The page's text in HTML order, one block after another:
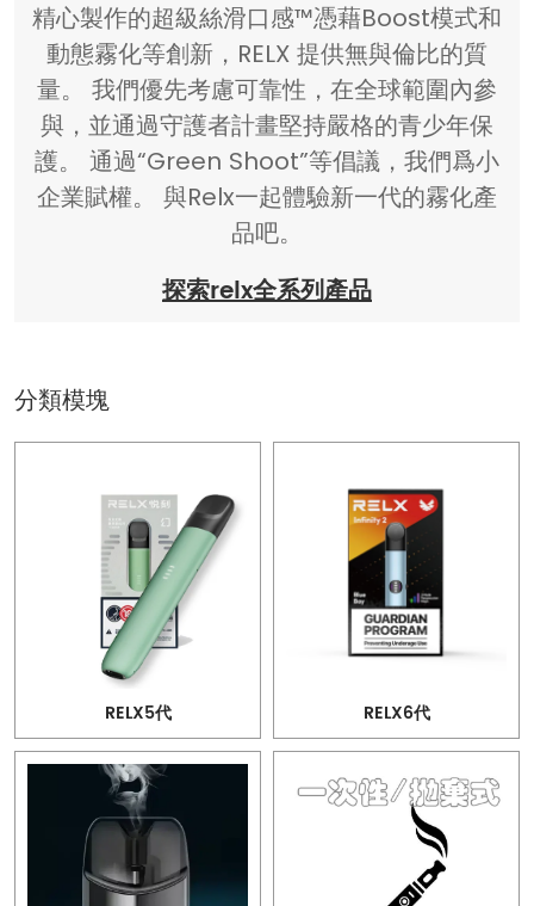
精心製作的超級絲滑口感™憑藉Boost模式和
動態霧化等創新，RELX 提供無與倫比的質
量。 我們優先考慮可靠性，在全球範圍內參
與，並通過守護者計畫堅持嚴格的青少年保
護。 通過“Green Shoot”等倡議，我們爲小
企業賦權。 與Relx一起體驗新一代的霧化產
品吧。
探索relx全系列產品
分類模塊
RELX5代 RELX6代